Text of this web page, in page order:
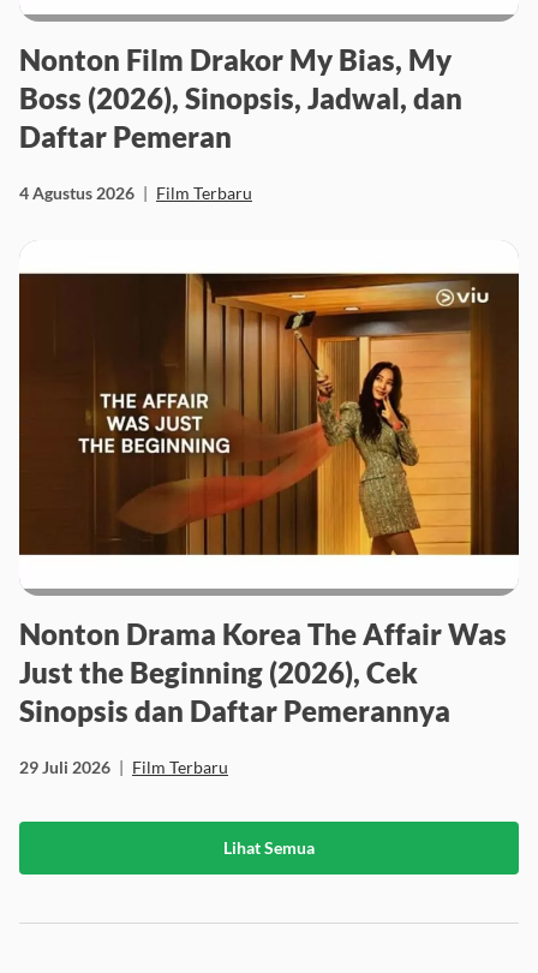
Nonton Film Drakor My Bias, My
Boss (2026), Sinopsis, Jadwal, dan
Daftar Pemeran
4 Agustus 2026 | Film Terbaru
Nonton Drama Korea The Affair Was
Just the Beginning (2026), Cek
Sinopsis dan Daftar Pemerannya
29 Juli 2026 | Film Terbaru
Lihat Semua